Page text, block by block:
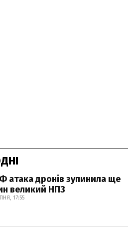
атака дронів зупинила ще
великий НПЗ
17:55